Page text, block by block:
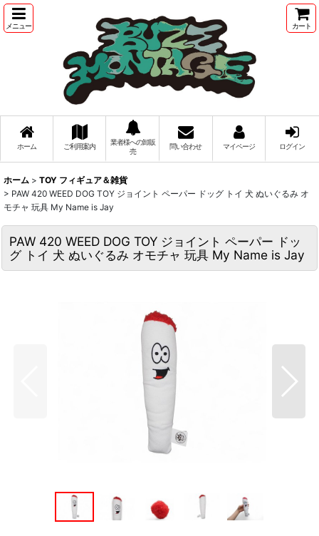
メニュー カート
ホーム ご利用案内
業者様への卸販
売
問い合わせ マイページ ログイン
ホーム > TOY フィギュア＆雑貨
> PAW 420 WEED DOG TOY ジョイント ペーパー ドッグ トイ 犬 ぬいぐるみ オ
モチャ 玩具 My Name is Jay
PAW 420 WEED DOG TOY ジョイント ペーパー ドッ
グ トイ 犬 ぬいぐるみ オモチャ 玩具 My Name is Jay